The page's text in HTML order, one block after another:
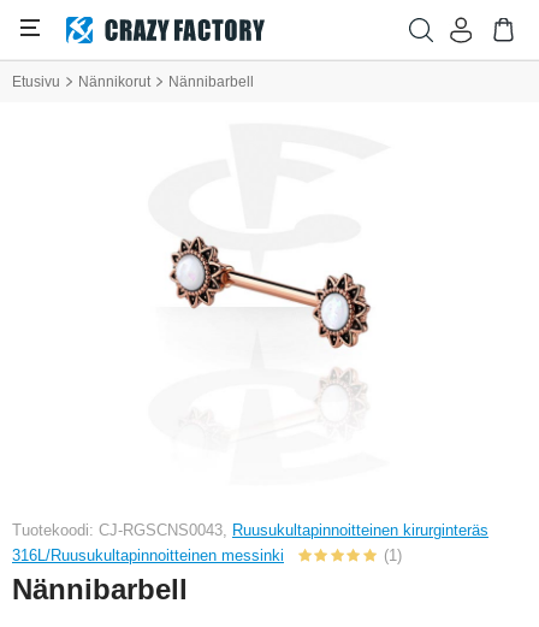
Etusivu Nännikorut Nännibarbell
Tuotekoodi: CJ-RGSCNS0043, Ruusukultapinnoitteinen kirurginteräs
316L/Ruusukultapinnoitteinen messinki
(1)
Nännibarbell